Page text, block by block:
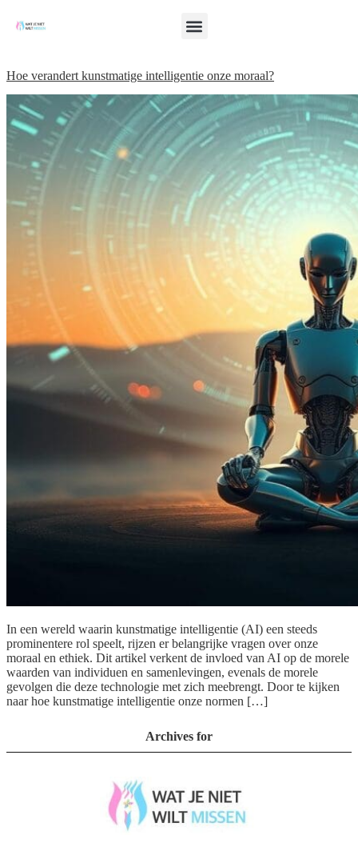
Hoe verandert kunstmatige intelligentie onze moraal?
In een wereld waarin kunstmatige intelligentie (AI) een steeds
prominentere rol speelt, rijzen er belangrijke vragen over onze
moraal en ethiek. Dit artikel verkent de invloed van AI op de morele
waarden van individuen en samenlevingen, evenals de morele
gevolgen die deze technologie met zich meebrengt. Door te kijken
naar hoe kunstmatige intelligentie onze normen […]
Archives for